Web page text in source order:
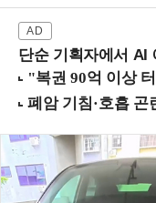
단순 기획자에서 AI 에이전트의